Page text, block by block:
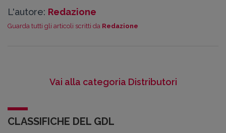
L'autore: Redazione
Guarda tutti gli articoli scritti da Redazione
Vai alla categoria Distributori
CLASSIFICHE DEL GDL